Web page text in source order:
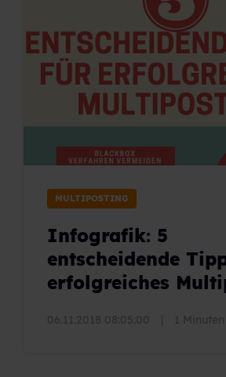
MULTIPOSTING
Infografik: 5
entscheidende
erfolgreiches